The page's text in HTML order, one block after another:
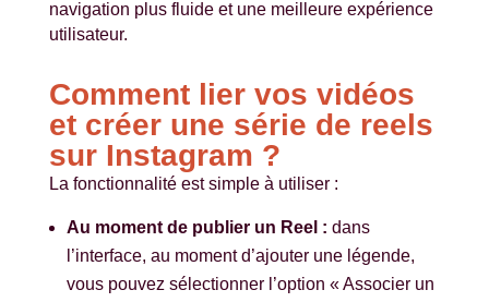
navigation plus fluide et une meilleure expérience
utilisateur.
Comment lier vos vidéos
et créer une série de reels
sur Instagram ?
La fonctionnalité est simple à utiliser :
Au moment de publier un Reel : dans
l’interface, au moment d’ajouter une légende,
vous pouvez sélectionner l’option « Associer un